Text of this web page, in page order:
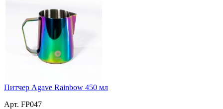
Питчер Agave Rainbow 450 мл
Арт. FP047